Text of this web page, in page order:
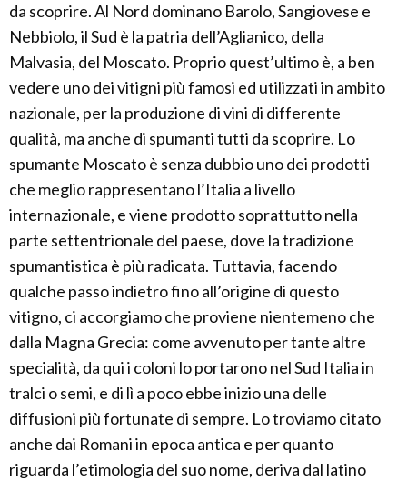
da scoprire. Al Nord dominano Barolo, Sangiovese e
Nebbiolo, il Sud è la patria dell’Aglianico, della
Malvasia, del Moscato. Proprio quest’ultimo è, a ben
vedere uno dei vitigni più famosi ed utilizzati in ambito
nazionale, per la produzione di vini di differente
qualità, ma anche di spumanti tutti da scoprire. Lo
spumante Moscato è senza dubbio uno dei prodotti
che meglio rappresentano l’Italia a livello
internazionale, e viene prodotto soprattutto nella
parte settentrionale del paese, dove la tradizione
spumantistica è più radicata. Tuttavia, facendo
qualche passo indietro fino all’origine di questo
vitigno, ci accorgiamo che proviene nientemeno che
dalla Magna Grecia: come avvenuto per tante altre
specialità, da qui i coloni lo portarono nel Sud Italia in
tralci o semi, e di lì a poco ebbe inizio una delle
diffusioni più fortunate di sempre. Lo troviamo citato
anche dai Romani in epoca antica e per quanto
riguarda l’etimologia del suo nome, deriva dal latino